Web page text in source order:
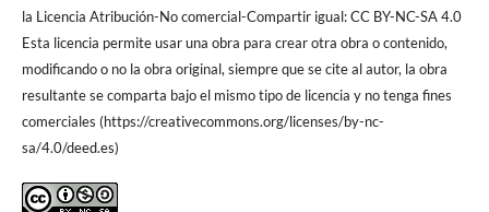
la Licencia Atribución-No comercial-Compartir igual: CC BY-NC-SA 4.0
Esta licencia permite usar una obra para crear otra obra o contenido,
modificando o no la obra original, siempre que se cite al autor, la obra
resultante se comparta bajo el mismo tipo de licencia y no tenga fines
comerciales (https://creativecommons.org/licenses/by-nc-
sa/4.0/deed.es)